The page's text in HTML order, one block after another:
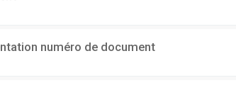
numéro de document